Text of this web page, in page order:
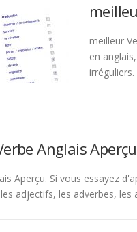
meilleur
en
Anglais Aperçu
Aperçu. Si vous essayez
adjectifs, les adverbes,